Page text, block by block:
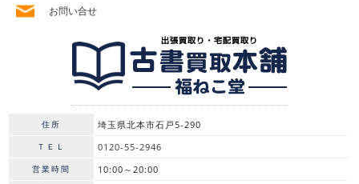
お問い合せ
住所 埼玉県北本市石戸5-290
ＴＥＬ 0120-55-2946
営業時間 10:00～20:00